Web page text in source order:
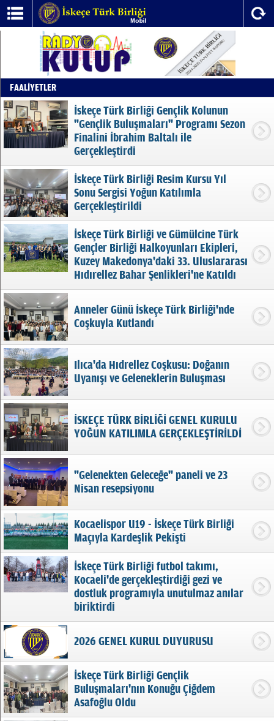
FAALİYETLER
İskeçe Türk Birliği Gençlik Kolunun
"Gençlik Buluşmaları" Programı Sezon
Finalini İbrahim Baltalı ile
Gerçekleştirdi
İskeçe Türk Birliği Resim Kursu Yıl
Sonu Sergisi Yoğun Katılımla
Gerçekleştirildi
İskeçe Türk Birliği ve Gümülcine Türk
Gençler Birliği Halkoyunları Ekipleri,
Kuzey Makedonya'daki 33. Uluslararası
Hıdırellez Bahar Şenlikleri'ne Katıldı
Anneler Günü İskeçe Türk Birliği'nde
Coşkuyla Kutlandı
Ilıca'da Hıdrellez Coşkusu: Doğanın
Uyanışı ve Geleneklerin Buluşması
İSKEÇE TÜRK BİRLİĞİ GENEL KURULU
YOĞUN KATILIMLA GERÇEKLEŞTİRİLDİ
"Gelenekten Geleceğe" paneli ve 23
Nisan resepsiyonu
Kocaelispor U19 - İskeçe Türk Birliği
Maçıyla Kardeşlik Pekişti
İskeçe Türk Birliği futbol takımı,
Kocaeli'de gerçekleştirdiği gezi ve
dostluk programıyla unutulmaz anılar
biriktirdi
2026 GENEL KURUL DUYURUSU
İskeçe Türk Birliği Gençlik
Buluşmaları'nın Konuğu Çiğdem
Asafoğlu Oldu